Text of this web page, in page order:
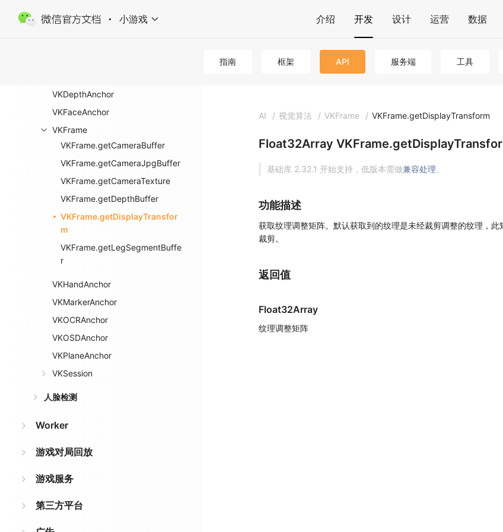
小游戏 介绍 开发 设计 运营 数据
指南 框架 API 服务端 工具
wx.isVKSupport
VKDepthAnchor
VKFaceAnchor
VKFrame
VKFrame.getCameraBuffer
VKFrame.getCameraJpgBuffer
VKFrame.getCameraTexture
VKFrame.getDepthBuffer
VKFrame.getDisplayTransfor
m
VKFrame.getLegSegmentBuffe
r
VKHandAnchor
VKMarkerAnchor
VKOCRAnchor
VKOSDAnchor
VKPlaneAnchor
VKSession
人脸检测
Worker
游戏对局回放
游戏服务
第三方平台
AI / 视觉算法 / VKFrame / VKFrame.getDisplayTransform
Float32Array
基础库 2.32.1 开始支持，低版本需做兼容处理。
功能描述
获取纹理调整矩阵。默认获取到的纹理是未经裁剪调整的纹理，
裁剪。
返回值
Float32Array
纹理调整矩阵